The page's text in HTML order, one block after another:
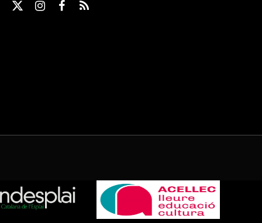
X
InstagramFacebook
RSS